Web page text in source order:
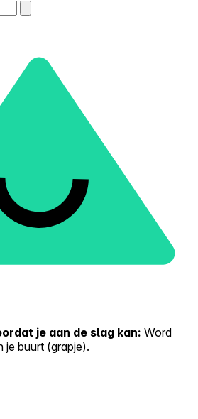
je aan de slag kan: Word
je buurt (grapje).